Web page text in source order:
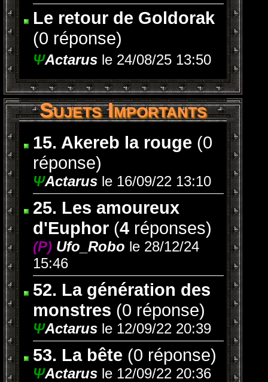
Le retour de Goldorak
(0 réponse)
ΨActarus le 24/08/25 13:50
Sujets Importants
15. Akereb la rouge (0
réponse)
ΨActarus le 16/09/22 13:10
25. Les amoureux
d'Euphor (4 réponses)
(P) Ufo_Robo le 28/12/24
15:46
52. La génération des
monstres (0 réponse)
ΨActarus le 12/09/22 20:39
53. La bête (0 réponse)
ΨActarus le 12/09/22 20:36